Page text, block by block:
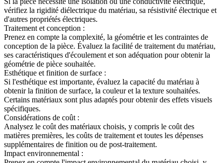
vérifiez la rigidité diélectrique du matériau, sa résistivité électrique et
d'autres propriétés électriques.
Traitement et conception :
Prenez en compte la complexité, la géométrie et les contraintes de
conception de la pièce. Évaluez la facilité de traitement du matériau,
ses caractéristiques d'écoulement et son adéquation pour obtenir la
géométrie de pièce souhaitée.
Esthétique et finition de surface :
Si l'esthétique est importante, évaluez la capacité du matériau à
obtenir la finition de surface, la couleur et la texture souhaitées.
Certains matériaux sont plus adaptés pour obtenir des effets visuels
spécifiques.
Considérations de coût :
Analysez le coût des matériaux choisis, y compris le coût des
matières premières, les coûts de traitement et toutes les dépenses
supplémentaires de finition ou de post-traitement.
Impact environnemental :